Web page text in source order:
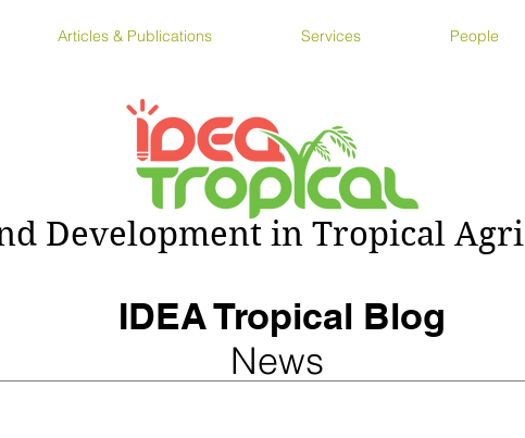
Articles & Publications Services People
Development in Tropical
IDEA Tropical Blog
News